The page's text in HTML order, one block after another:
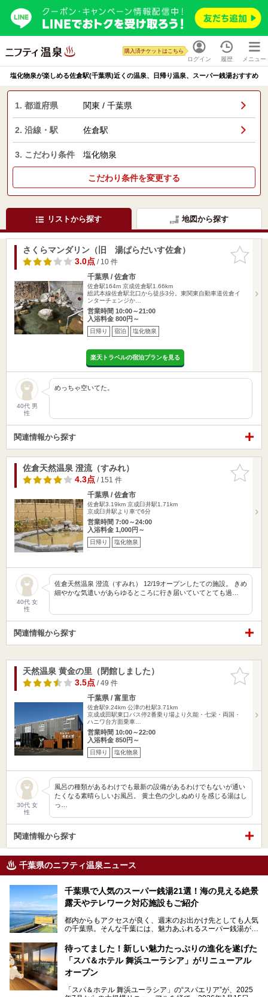
ログイン
購入済チケットはこちら
履歴 メニュー
塩化物泉が楽しめる佐倉駅(千葉県)近くの温泉、日帰り温泉、スーパー銭湯おすすめ
1. 都道府県 関東 / 千葉県
2. 沿線・駅 佐倉駅
3. こだわり条件 塩化物泉
こだわり条件を変更する
リストから探す 地図から探す
お気に入
りに追加
さくらマンダリン（旧 湯ぱらだいす佐倉）
3.0点/ 10 件
千葉県 / 佐倉市
佐倉駅164m 京成佐倉駅1.66km
総武本線佐倉駅北口から徒歩3分。東関東自動車道佐倉イ
ンターチェンジか…
営業時間 10:00～21:00
入浴料金 800円～
日帰り 宿泊 塩化物泉
楽天トラベルの宿泊プランを見る
40代 男
性
めっちゃ空いてた。
関連情報から探す
お気に入
りに追加
佐倉天然温泉 澄流（すみれ）
4.3点/ 151 件
千葉県 / 佐倉市
佐倉駅3.19km 京成臼井駅1.71km
京成臼井駅より車で6分
営業時間 7:00～24:00
入浴料金 1,000円～
日帰り 塩化物泉
40代 女
性
佐倉天然温泉 澄流（すみれ） 12/19オープンしたての施設。 きめ
細やかな気遣いがあらゆるところに行き届いていてとても過…
関連情報から探す
お気に入
りに追加
天然温泉 黄金の里（閉館しました）
3.5点/ 49 件
千葉県 / 富里市
佐倉駅9.24km 公津の杜駅3.71km
京成成田駅東口バス停2番乗り場より久能・七栄・両国・
ハニワ台方面乗車…
営業時間 10:00～22:00
入浴料金 850円～
日帰り 塩化物泉
30代 女
性
風呂の種類があるわけでも最新の設備があるわけでもないが通い
たくなる素晴らしいお風呂。 黄土色の少しぬめりを感じる湯はし
っ…
関連情報から探す
千葉県のニフティ温泉ニュース
千葉県で人気のスーパー銭湯21選！海の見える絶景
露天やテレワーク対応施設もご紹介
都内からもアクセスが良く、週末のお出かけ先としても人気
の千葉県。そんな千葉には、魅力あふれるスーパー銭湯がた
「サウナでしっかりととのいたい」「海が見える絶景で非日
常を味わいたい」「子連れでも気兼ねなく1日過ごした
い」。
そんな多様なニーズに応える施設が揃っているため、その日
待ってました！新しい魅力たっぷりの進化を遂げた
「スパ＆ホテル 舞浜ユーラシア」がリニューアル
オープン
「スパ＆ホテル 舞浜ユーラシア」の“スパエリア”が、2025